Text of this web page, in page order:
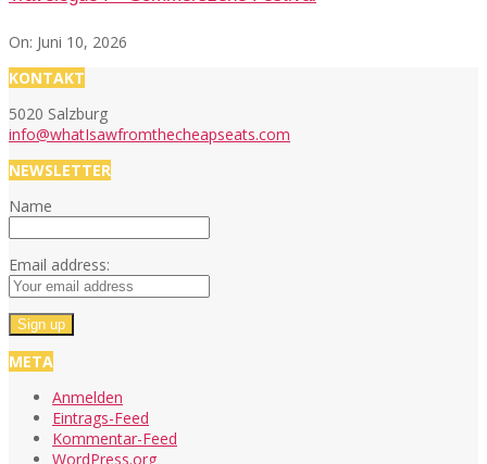
On: Juni 10, 2026
KONTAKT
5020 Salzburg
info@whatIsawfromthecheapseats.com
NEWSLETTER
Name
Email address:
META
Anmelden
Eintrags-Feed
Kommentar-Feed
WordPress.org